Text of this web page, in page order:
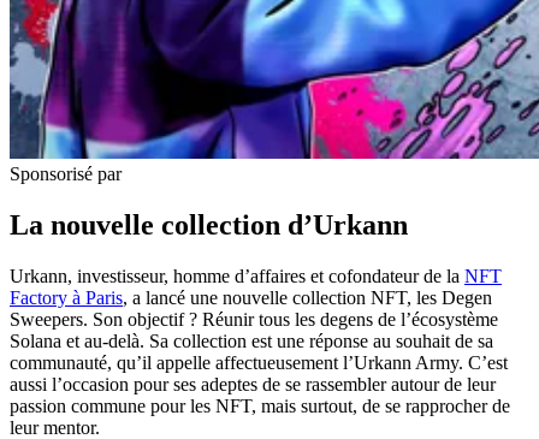
Sponsorisé par
La nouvelle collection d’Urkann
Urkann, investisseur, homme d’affaires et cofondateur de la NFT
Factory à Paris, a lancé une nouvelle collection NFT, les Degen
Sweepers. Son objectif ? Réunir tous les degens de l’écosystème
Solana et au-delà. Sa collection est une réponse au souhait de sa
communauté, qu’il appelle affectueusement l’Urkann Army. C’est
aussi l’occasion pour ses adeptes de se rassembler autour de leur
passion commune pour les NFT, mais surtout, de se rapprocher de
leur mentor.